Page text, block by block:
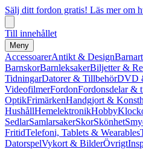
Sälj ditt fordon gratis! Läs mer om
Till innehållet
Meny
AccessoarerAntikt & Design
BarnskorBarnleksakerBiljetter &
TidningarDatorer & TillbehörDVD
VideofilmerFordonFordonsdelar &
OptikFrimärkenHandgjort &
HushållHemelektronikHobby
SedlarSamlarsakerSkorSkönhet
FritidTelefoni, Tablets & Wearables
DatorspelVykort & BilderÖvrigt